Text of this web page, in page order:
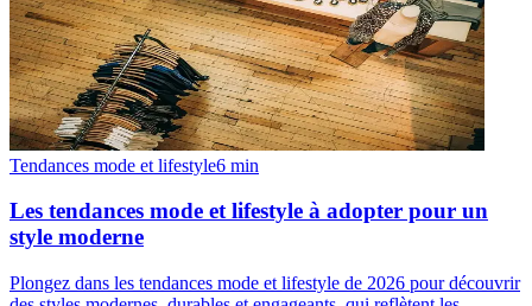
Tendances mode et lifestyle6 min
Les tendances mode et lifestyle à adopter pour un
style moderne
Plongez dans les tendances mode et lifestyle de 2026 pour découvrir